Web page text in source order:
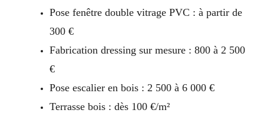
Pose fenêtre double vitrage PVC : à partir de
300 €
Fabrication dressing sur mesure : 800 à 2 500
€
Pose escalier en bois : 2 500 à 6 000 €
Terrasse bois : dès 100 €/m²